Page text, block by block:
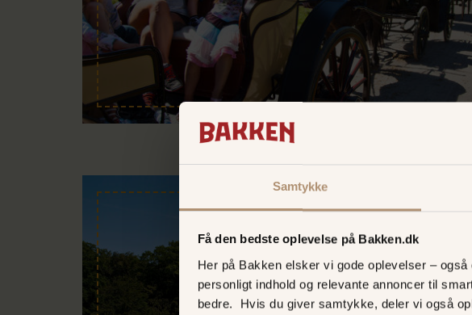
Samtykke
Få den bedste oplevelse på Bakken.dk
Her på Bakken elsker vi gode oplevelser –
personligt indhold og relevante annoncer til
bedre. Hvis du giver samtykke, deler vi også